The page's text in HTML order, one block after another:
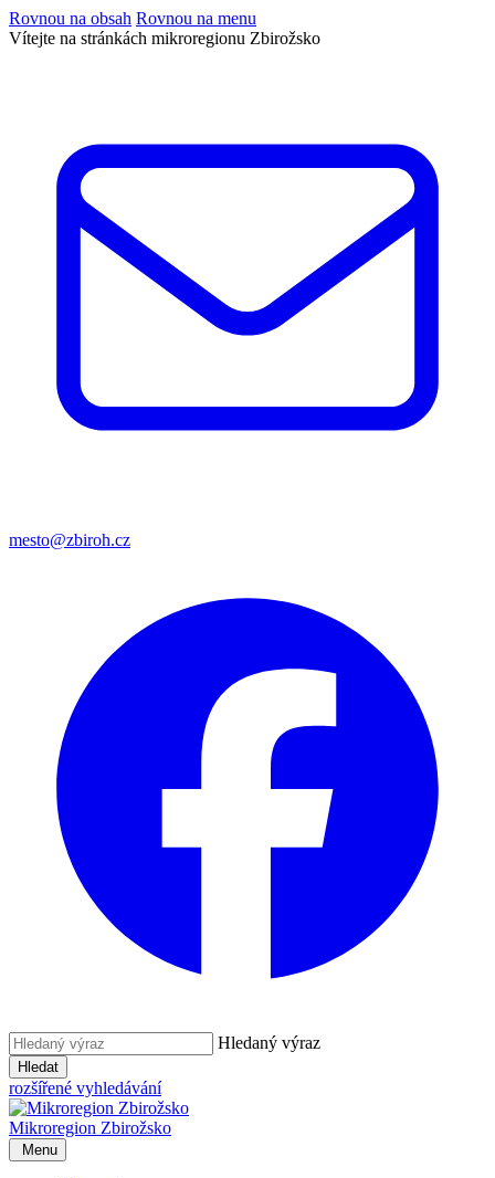
Rovnou na obsah Rovnou na menu
Vítejte na stránkách mikroregionu Zbirožsko
mesto@zbiroh.cz
Hledaný výraz
Hledat
rozšířené vyhledávání
Mikroregion Zbirožsko
Menu